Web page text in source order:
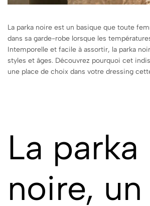
La parka noire est un basique que toute
dans sa garde-robe lorsque les
Intemporelle et facile à assortir, la parka
styles et âges. Découvrez pourquoi cet
une place de choix dans votre dressing
La parka
noire, un